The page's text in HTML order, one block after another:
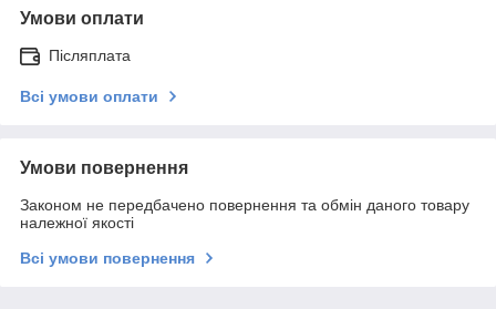
Умови оплати
Післяплата
Всі умови оплати
Умови повернення
Законом не передбачено повернення та обмін даного товару
належної якості
Всі умови повернення